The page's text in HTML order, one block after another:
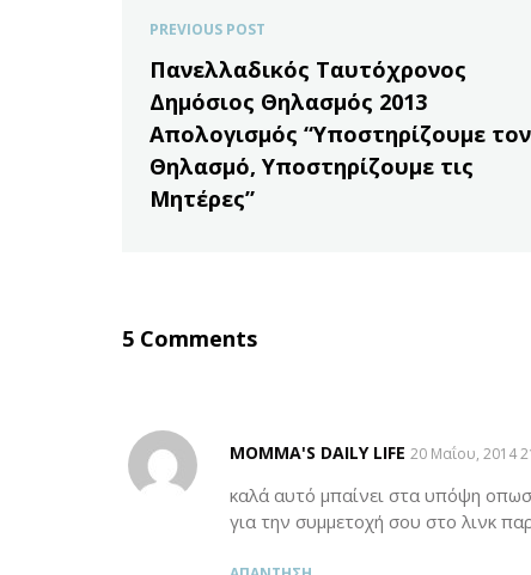
PREVIOUS POST
Πανελλαδικός Ταυτόχρονος
Δημόσιος Θηλασμός 2013
Απολογισμός “Υποστηρίζουμε τον
Θηλασμό, Υποστηρίζουμε τις
Μητέρες”
5 Comments
MOMMA'S DAILY LIFE SAYS:
20 Μαΐου, 2014
καλά αυτό μπαίνει στα υπόψη
για την συμμετοχή σου στο λινκ